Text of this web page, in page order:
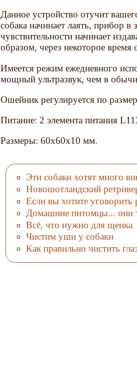
Данное устройство отучит
собака начинает лаять, прибор в
чувствительности начинает
образом, через некоторое время
Имеется режим ежедневного
мощный ультразвук, чем в
Ошейник регулируется по
Питание: 2 элемента питания
Размеры: 60х60х10 мм.
Эти собаки хотят много
Новошотландский
Если вы хотите уговорить
Домашние питомцы... они
Всё, что нужно для щенка
Чистим уши у собаки
Как правильно чистить